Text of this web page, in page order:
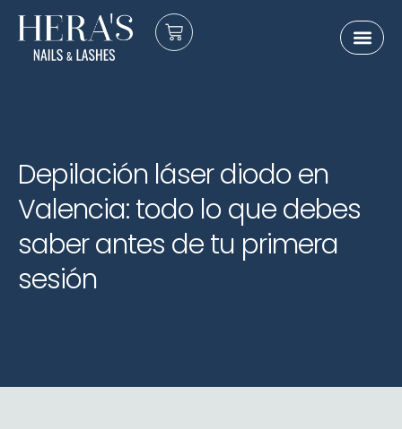
Depilación láser diodo en
Valencia: todo lo que debes
saber antes de tu primera
sesión